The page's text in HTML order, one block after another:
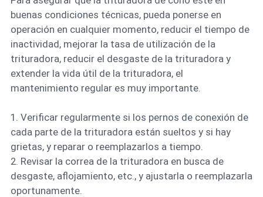
buenas condiciones técnicas, pueda ponerse en
operación en cualquier momento, reducir el tiempo de
inactividad, mejorar la tasa de utilización de la
trituradora, reducir el desgaste de la trituradora y
extender la vida útil de la trituradora, el
mantenimiento regular es muy importante.
1. Verificar regularmente si los pernos de conexión de
cada parte de la trituradora están sueltos y si hay
grietas, y reparar o reemplazarlos a tiempo.
2. Revisar la correa de la trituradora en busca de
desgaste, aflojamiento, etc., y ajustarla o reemplazarla
oportunamente.